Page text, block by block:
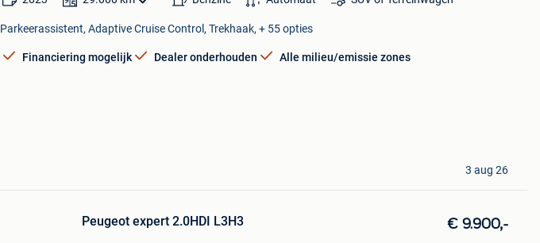
Parkeerassistent, Adaptive Cruise Control, Trekhaak, + 55 opties
Financiering mogelijk Dealer onderhouden Alle milieu/emissie zones
3 aug 26
Peugeot expert 2.0HDI L3H3 € 9.900,-